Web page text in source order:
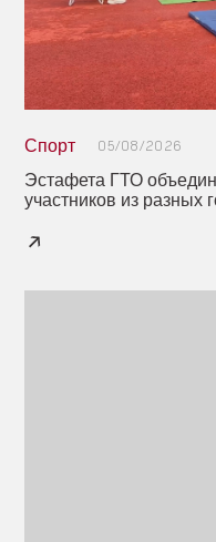
Спорт 05/08/2026
Эстафета ГТО
участников из разных